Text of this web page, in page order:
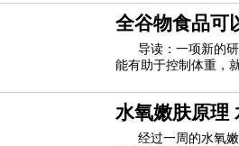
着方式去吃主食，不
肥。下面编辑教你自
吧。一、生菜油饭
全谷物食品可
导读：一项新的
能有助于控制体重，
以降低人体在消化过
新陈代谢。他是一名
从事这项研究。波士
水氧嫩肤原理
事项经过一周的水氧